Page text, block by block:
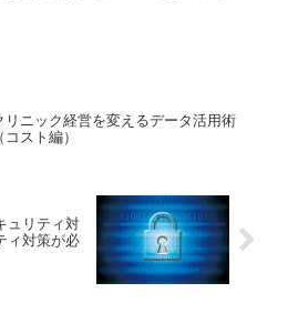
対策のポイントを凝縮してご紹介しま
。
リニック経営を変えるデータ活用術
（コスト編）
ュリティ対
ィ対策が必